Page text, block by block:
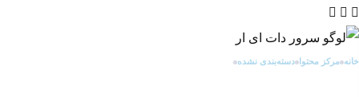
خانه مرکز محتوا دسته‌بندی نشده